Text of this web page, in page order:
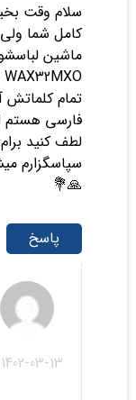
سلام وقت
کامل شما ولی
WAX32MXO
تمام
فارسی هستم
لطف کنید
سپاسگزارم
🙏💐
پاسخ
1402-03-13 در 12:55 ب.ظ